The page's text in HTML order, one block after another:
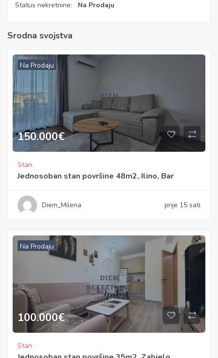
Status nekretnine:
Na Prodaju
Srodna svojstva
Na Prodaju
150.000€
Stan
Jednosoban stan površine 48m2, Ilino, Bar
Diem_Milena prije 15 sati
Na Prodaju
100.000€
Stan